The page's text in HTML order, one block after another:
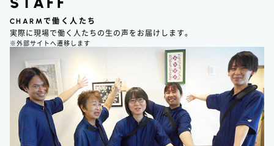
CHARM で働く人たち
実際に現場で働く人たちの生の声をお届けします。
※外部サイトへ遷移します